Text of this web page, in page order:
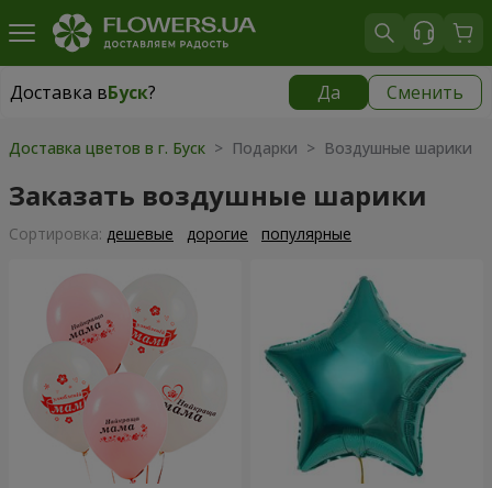
Доставка вБуск? Да Сменить
Доставка вБуск
Доставка цветов в г. Буск > Подарки > Воздушные шарики
Заказать воздушные шарики
Cортировка: дешевые дорогие популярные